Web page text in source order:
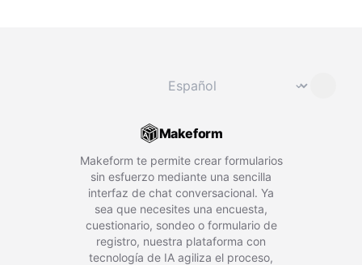
⌄
Makeform
Makeform te permite crear formularios
sin esfuerzo mediante una sencilla
interfaz de chat conversacional. Ya
sea que necesites una encuesta,
cuestionario, sondeo o formulario de
registro, nuestra plataforma con
tecnología de IA agiliza el proceso,